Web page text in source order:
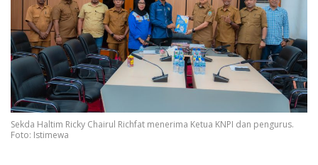
Sekda Haltim Ricky Chairul Richfat menerima Ketua KNPI dan pengurus.
Foto: Istimewa